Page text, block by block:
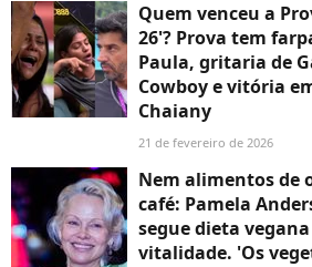
Quem venceu a
26'? Prova tem
Paula, gritaria de
Cowboy e vitória
Chaiany
21 de fevereiro de 2026
Nem alimentos de
café: Pamela
segue dieta
vitalidade. 'Os